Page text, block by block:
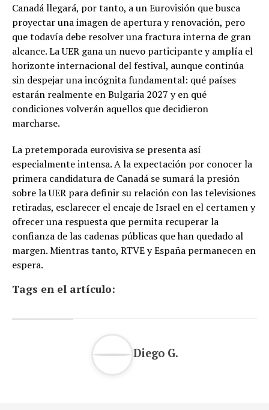
Canadá llegará, por tanto, a un Eurovisión que busca
proyectar una imagen de apertura y renovación, pero
que todavía debe resolver una fractura interna de gran
alcance. La UER gana un nuevo participante y amplía el
horizonte internacional del festival, aunque continúa
sin despejar una incógnita fundamental: qué países
estarán realmente en Bulgaria 2027 y en qué
condiciones volverán aquellos que decidieron
marcharse.
La pretemporada eurovisiva se presenta así
especialmente intensa. A la expectación por conocer la
primera candidatura de Canadá se sumará la presión
sobre la UER para definir su relación con las televisiones
retiradas, esclarecer el encaje de Israel en el certamen y
ofrecer una respuesta que permita recuperar la
confianza de las cadenas públicas que han quedado al
margen. Mientras tanto, RTVE y España permanecen en
espera.
Tags en el artículo:
Diego G.